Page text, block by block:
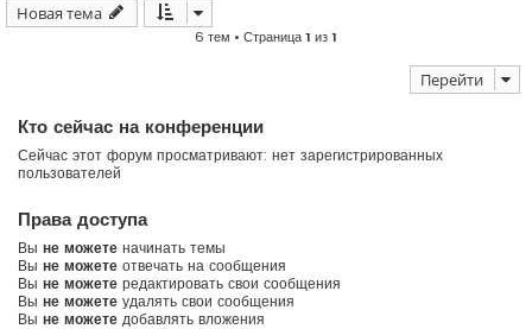
Новая тема
6 тем • Страница1 из1
Перейти
Кто сейчас на конференции
Сейчас этот форум просматривают: нет зарегистрированных
пользователей
Права доступа
Вы не можете начинать темы
Вы не можете отвечать на сообщения
Вы не можете редактировать свои сообщения
Вы не можете удалять свои сообщения
Вы не можете добавлять вложения